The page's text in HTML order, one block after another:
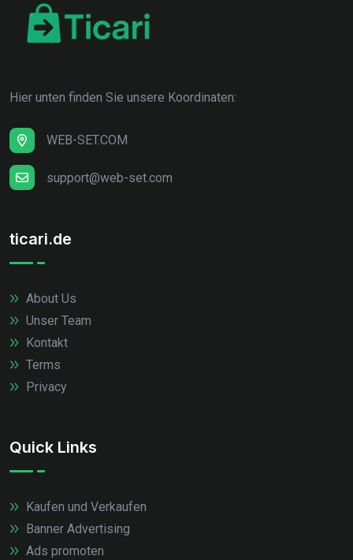
Hier unten finden Sie unsere Koordinaten:
WEB-SET.COM
support@web-set.com
ticari.de
About Us
Unser Team
Kontakt
Terms
Privacy
Quick Links
Kaufen und Verkaufen
Banner Advertising
Ads promoten